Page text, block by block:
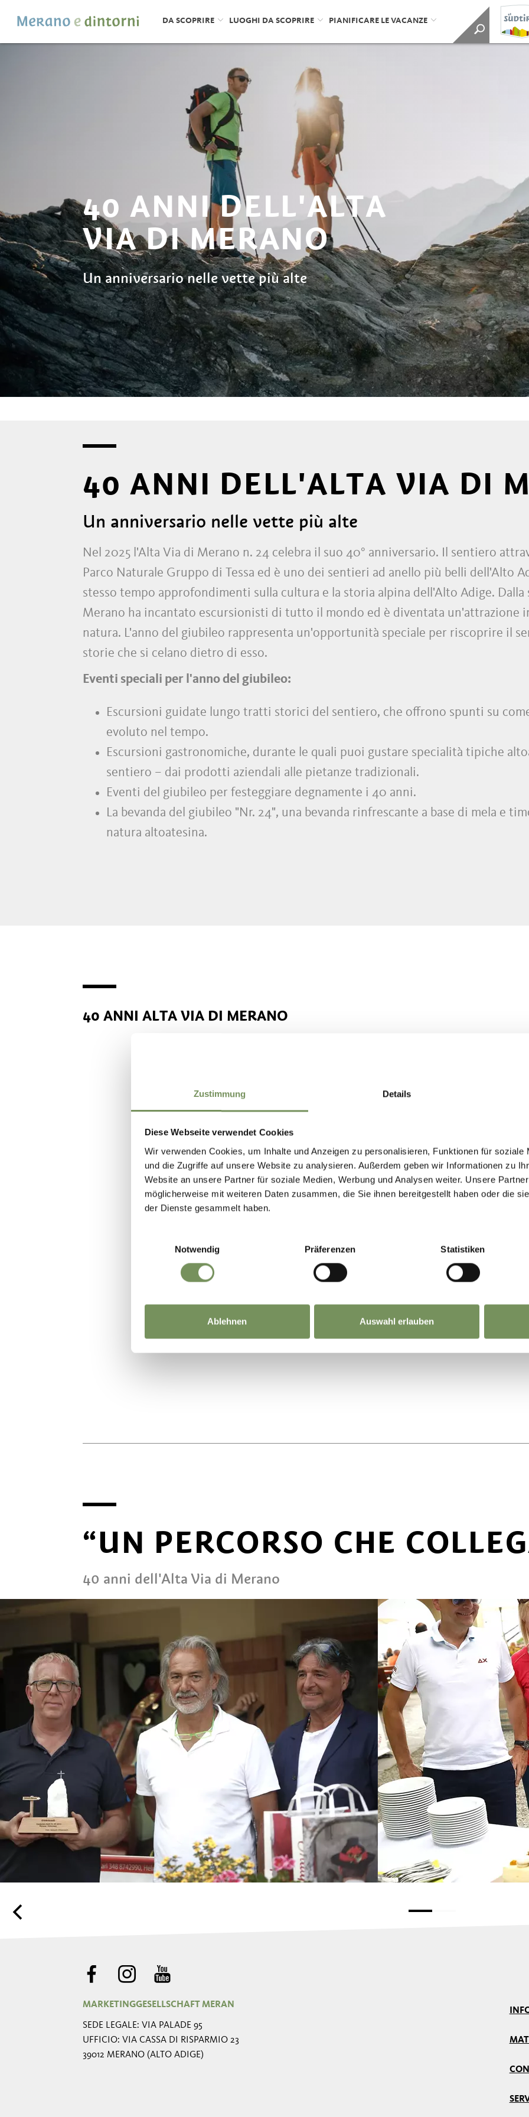
Zustimmung Details
Diese Webseite verwendet Cookies
Wir verwenden Cookies, um Inhalte und Anzeigen zu personalisieren, Funktionen für soziale
und die Zugriffe auf unsere Website zu analysieren. Außerdem geben wir Informationen zu
Website an unsere Partner für soziale Medien, Werbung und Analysen weiter. Unsere
möglicherweise mit weiteren Daten zusammen, die Sie ihnen bereitgestellt haben oder die
der Dienste gesammelt haben.
Notwendig
Präferenzen Statistiken
Ablehnen Auswahl erlauben
DA SCOPRIRE LUOGHI DA SCOPRIRE PIANIFICARE LE VACANZE
40 ANNI DELL'ALTA
VIA DI MERANO
Un anniversario nelle vette più alte
40 ANNI DELL'ALTA VIA DI
Un anniversario nelle vette più alte
Nel 2025 l'Alta Via di Merano n. 24 celebra il suo 40° anniversario. Il sentiero
Parco Naturale Gruppo di Tessa ed è uno dei sentieri ad anello più belli dell'Alto
stesso tempo approfondimenti sulla cultura e la storia alpina dell'Alto Adige. Dalla
Merano ha incantato escursionisti di tutto il mondo ed è diventata un'attrazione
natura. L'anno del giubileo rappresenta un'opportunità speciale per riscoprire il
storie che si celano dietro di esso.
Eventi speciali per l'anno del giubileo:
Escursioni guidate lungo tratti storici del sentiero, che offrono spunti su
evoluto nel tempo.
Escursioni gastronomiche, durante le quali puoi gustare specialità tipiche
sentiero – dai prodotti aziendali alle pietanze tradizionali.
Eventi del giubileo per festeggiare degnamente i 40 anni.
La bevanda del giubileo "Nr. 24", una bevanda rinfrescante a base di mela e
natura altoatesina.
40 ANNI ALTA VIA DI MERANO
“UN PERCORSO CHE
40 anni dell'Alta Via di Merano
MARKETINGGESELLSCHAFT MERAN
SEDE LEGALE: VIA PALADE 95
UFFICIO: VIA CASSA DI RISPARMIO 23
39012 MERANO (ALTO ADIGE)